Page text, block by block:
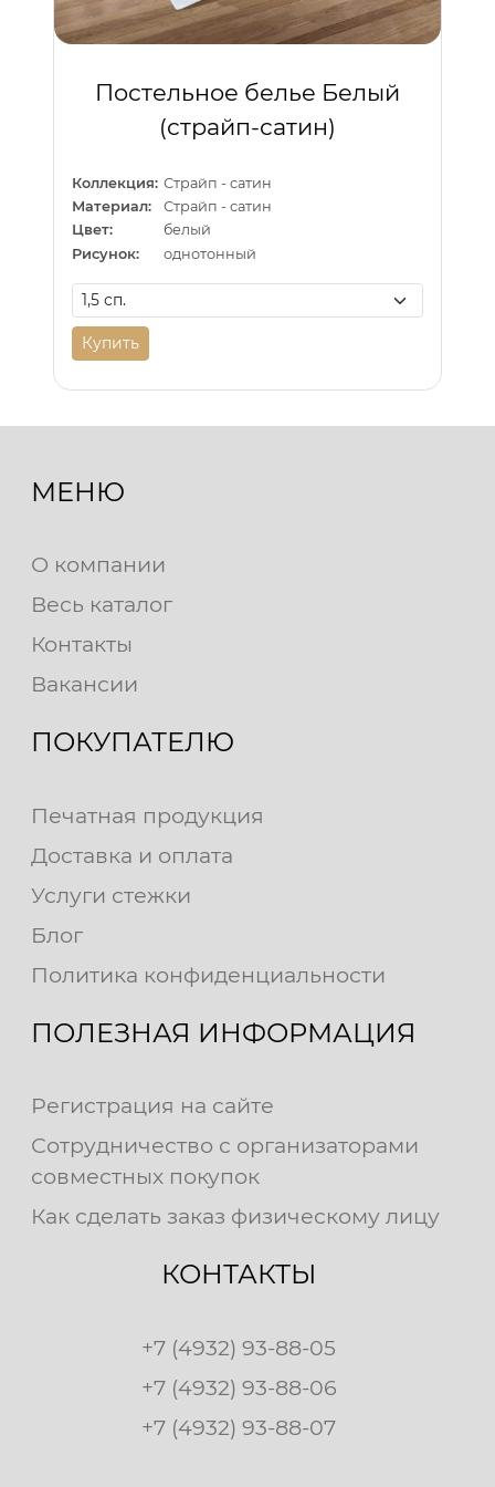
Постельное белье Белый
(страйп-сатин)
Коллекция: Страйп - сатин
Материал:
Страйп - сатин
Цвет:
белый
Рисунок:
однотонный
Купить
МЕНЮ
О компании
Весь каталог
Контакты
Вакансии
ПОКУПАТЕЛЮ
Печатная продукция
Доставка и оплата
Услуги стежки
Блог
Политика конфиденциальности
ПОЛЕЗНАЯ ИНФОРМАЦИЯ
Регистрация на сайте
Сотрудничество с организаторами
совместных покупок
Как сделать заказ физическому лицу
КОНТАКТЫ
+7 (4932) 93-88-05
+7 (4932) 93-88-06
+7 (4932) 93-88-07